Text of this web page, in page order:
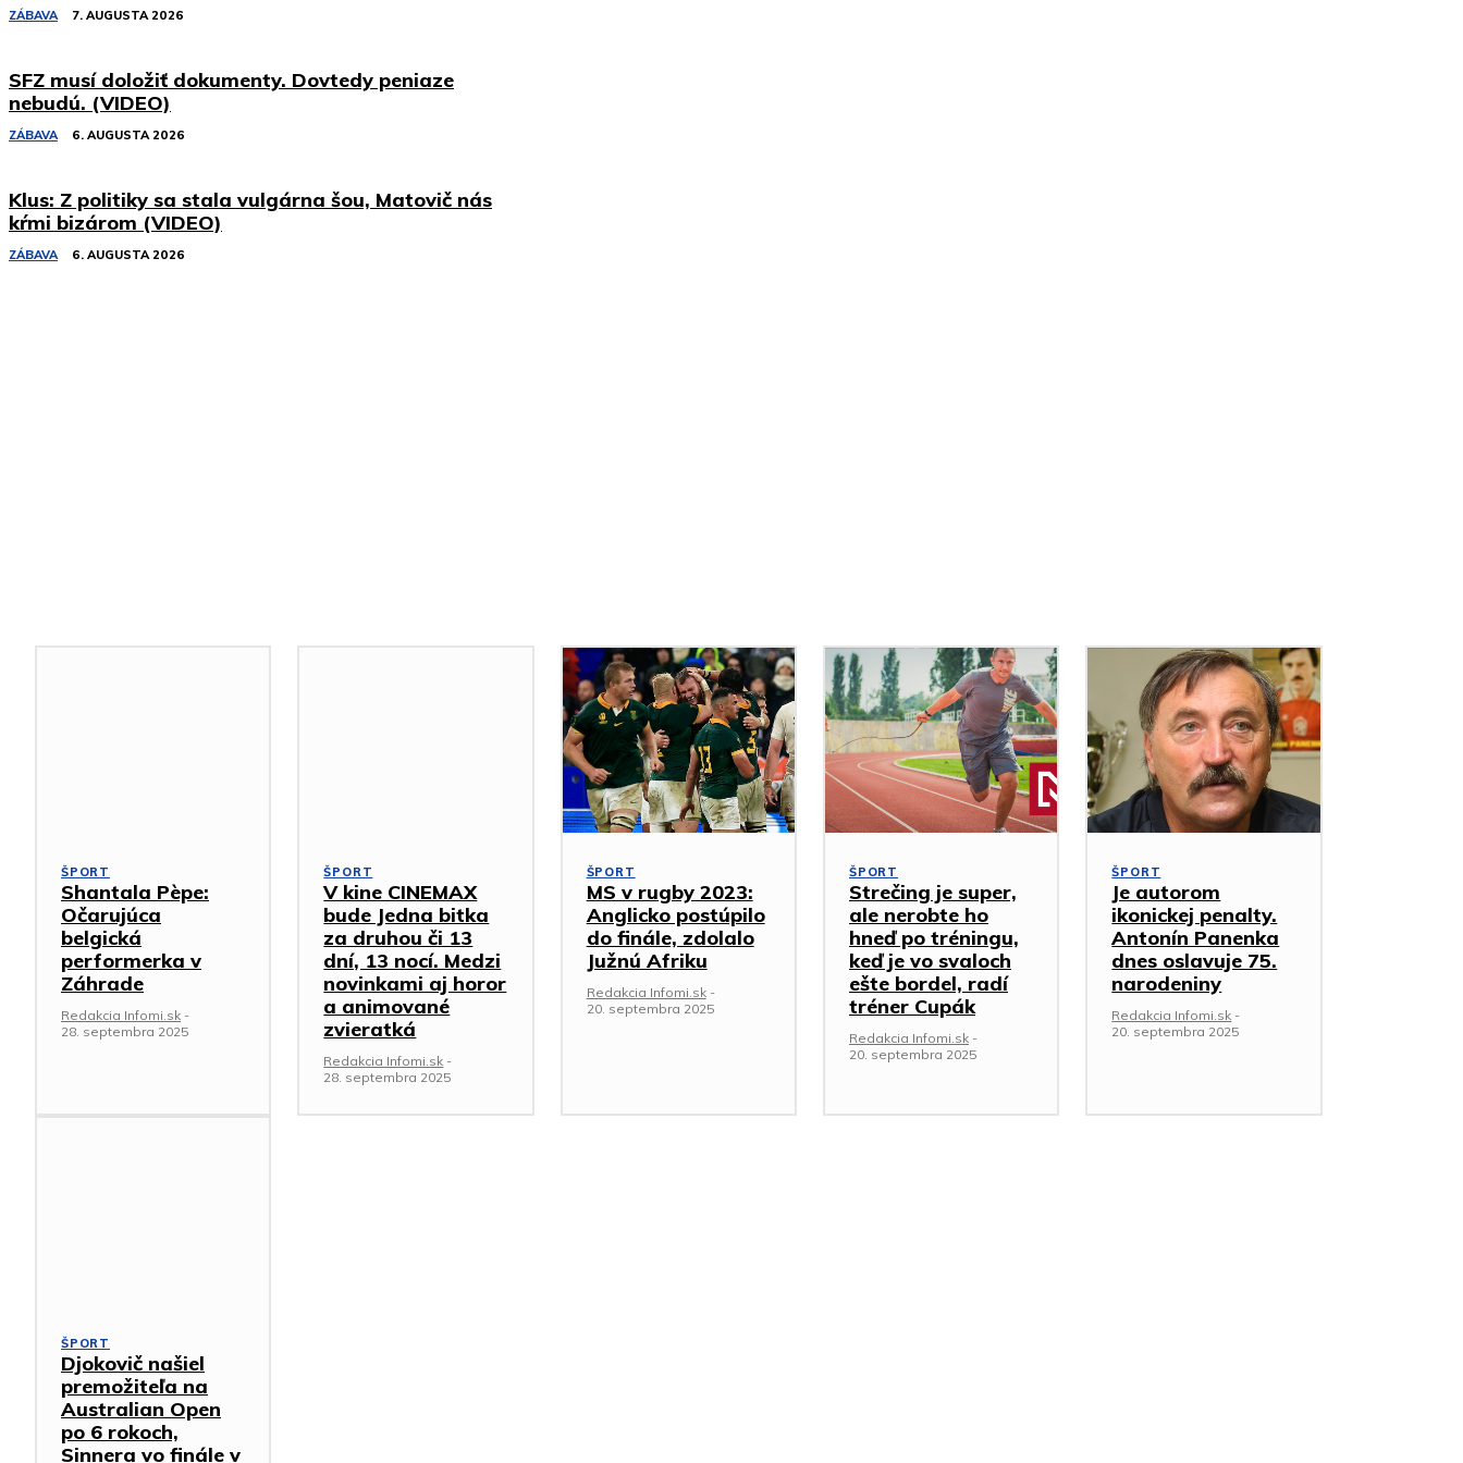
ZÁBAVA 7. AUGUSTA 2026
SFZ musí doložiť dokumenty. Dovtedy peniaze
nebudú. (VIDEO)
ZÁBAVA 6. AUGUSTA 2026
Klus: Z politiky sa stala vulgárna šou, Matovič nás
kŕmi bizárom (VIDEO)
ZÁBAVA 6. AUGUSTA 2026
ŠPORT
Shantala Pèpe:
Očarujúca
belgická
performerka v
Záhrade
Redakcia Infomi.sk -
28. septembra 2025
ŠPORT
V kine CINEMAX
bude Jedna bitka
za druhou či 13
dní, 13 nocí. Medzi
novinkami aj horor
a animované
zvieratká
Redakcia Infomi.sk -
28. septembra 2025
ŠPORT
MS v rugby 2023:
Anglicko postúpilo
do finále, zdolalo
Južnú Afriku
Redakcia Infomi.sk -
20. septembra 2025
ŠPORT
Strečing je super,
ale nerobte ho
hneď po tréningu,
keď je vo svaloch
ešte bordel, radí
tréner Cupák
Redakcia Infomi.sk -
20. septembra 2025
ŠPORT
Je autorom
ikonickej penalty.
Antonín Panenka
dnes oslavuje 75.
narodeniny
Redakcia Infomi.sk -
20. septembra 2025
ŠPORT
Djokovič našiel
premožiteľa na
Australian Open
po 6 rokoch,
Sinnera vo finále v